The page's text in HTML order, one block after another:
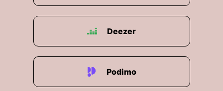
Deezer
Podimo